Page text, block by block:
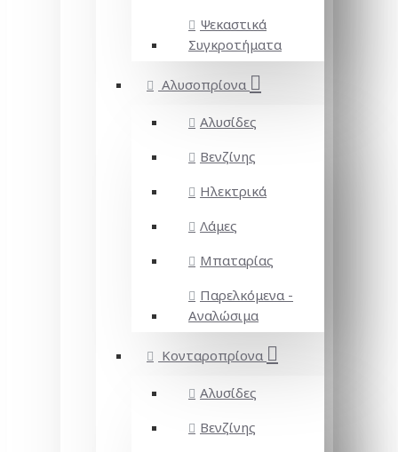
Ψεκαστικά
Συγκροτήματα
Αλυσοπρίονα
Αλυσίδες
Βενζίνης
Ηλεκτρικά
Λάμες
Μπαταρίας
Παρελκόμενα -
Αναλώσιμα
Κονταροπρίονα
Αλυσίδες
Βενζίνης